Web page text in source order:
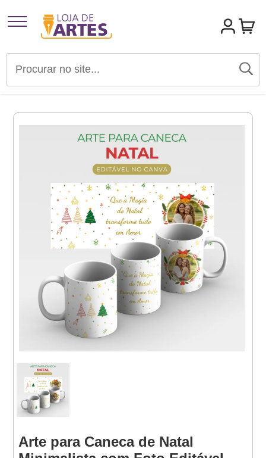
Artigos para Festas
Identidades Visuais
Materiais de Divulgação
Templates Editáveis Canva
Websites
Arte para Caneca de Natal